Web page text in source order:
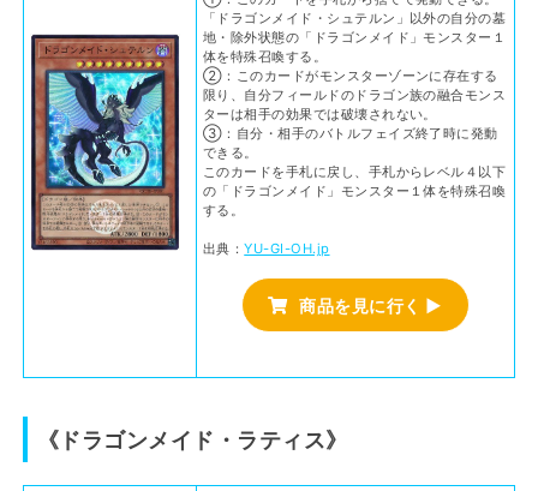
「ドラゴンメイド・シュテルン」以外の自分の墓
地・除外状態の「ドラゴンメイド」モンスター１
体を特殊召喚する。
②：このカードがモンスターゾーンに存在する
限り、自分フィールドのドラゴン族の融合モンス
ターは相手の効果では破壊されない。
③：自分・相手のバトルフェイズ終了時に発動
できる。
このカードを手札に戻し、手札からレベル４以下
の「ドラゴンメイド」モンスター１体を特殊召喚
する。
出典：YU-GI-OH.jp
商品を見に行く ▶
《ドラゴンメイド・ラティス》